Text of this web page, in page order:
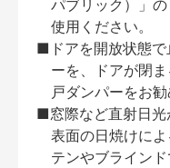
パブリック）」
使用ください。
■ドアを開放状態で
ーを、ドアが閉
戸ダンパーをお勧
■窓際など直射日光
表面の日焼けに
テンやブライン